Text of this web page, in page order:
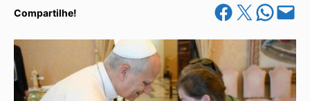
Compartilhe! Share on Facebook
Share on X Share on
Email this